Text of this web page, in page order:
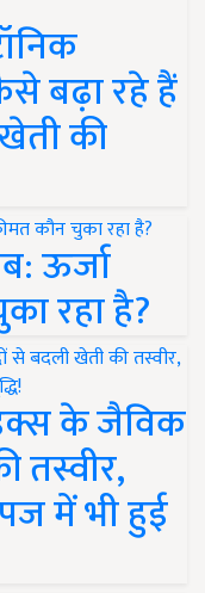
बढ़ा रहे हैं
की
ऊर्जा
रहा है?
के जैविक
तस्वीर,
में भी हुई